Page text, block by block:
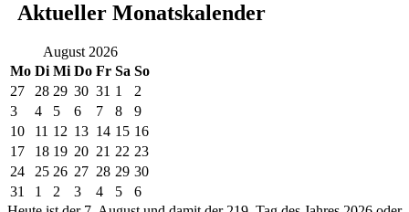
Aktueller Monatskalender
August 2026
Mo Di Mi Do Fr Sa So
27
28 29 30 31 1
2
3
4 5 6 7 8
9
10
11 12 13 14 15 16
17
18 19 20 21 22 23
24
25 26 27 28 29 30
31
1 2 3 4 5
6